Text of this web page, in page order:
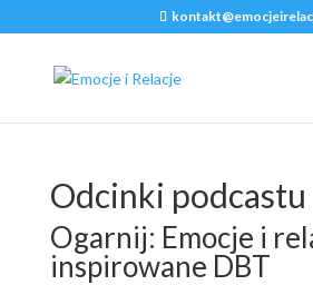
Odcinki podcastu
Ogarnij: Emocje i
inspirowane DBT